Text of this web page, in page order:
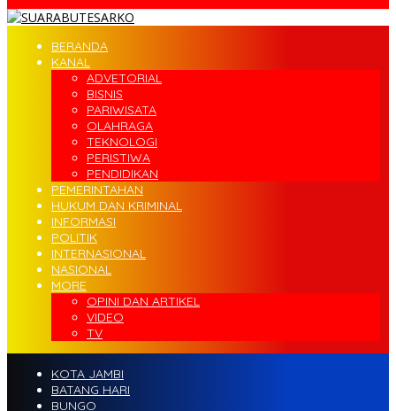
BERANDA
KANAL
ADVETORIAL
BISNIS
PARIWISATA
OLAHRAGA
TEKNOLOGI
PERISTIWA
PENDIDIKAN
PEMERINTAHAN
HUKUM DAN KRIMINAL
INFORMASI
POLITIK
INTERNASIONAL
NASIONAL
MORE
OPINI DAN ARTIKEL
VIDEO
TV
KOTA JAMBI
BATANG HARI
BUNGO